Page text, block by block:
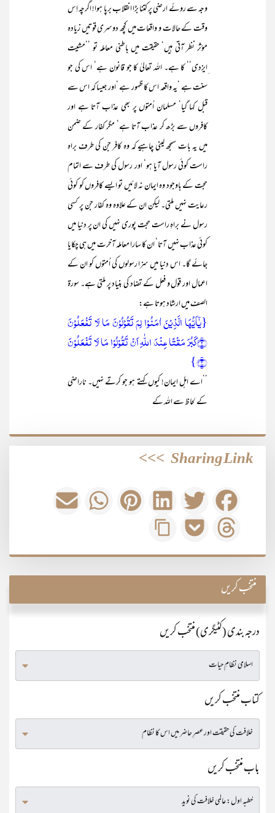
وجہ سے روئے ارضی پر کتنا بڑا انقلاب برپا ہوا! اگرچہ اِس
وقت کے حالات و واقعات میں کچھ دوسری قوتیں زیادہ
مؤثر نظر آتی ہیں‘ حقیقت میں باطنی معاملہ تو ’’مشیت
ِایزدی‘‘ کا ہے۔ اللہ تعالیٰ کا جو قانون ہے‘ اس کی جو
سنت ہے ‘یہ واقعہ اس کا ظہور ہے ‘اور جیسا کہ اس سے
قبل کہا گیا‘ مسلمان اُمتوں پر بھی عذاب آتا ہے اور
کافروں سے بڑھ کر عذاب آتا ہے‘ مگر کفار کے ضمن
میں یہ بات سمجھ لینی چاہیے کہ وہ کافر جن کی طرف براہ
راست کوئی رسول آیا ہو‘ اور رسول کی طرف سے اتمام
حجت کے باوجود وہ ایمان نہ لائیں تو ایسے کافروں کو کوئی
رعایت نہیں ملتی۔ لیکن ان کے علاوہ وہ کفار جن پر کسی
رسول نے براہِ راست حجت پوری نہیں کی ان پر دنیا میں
کوئی عذاب نہیں آتا‘ ان کا سارا معاملہ آخرت میں ہی چکایا
جائے گا۔ اس دنیا میں سزا رسولوں کی اُمتوں کو ان کے
اعمال اور قول و فعل کے تضاد کی بنیاد پر ملتی ہے۔ سورۃ
الصف میں ارشاد ہوتا ہے:
{یٰۤاَیُّہَا الَّذِیۡنَ اٰمَنُوۡا لِمَ تَقُوۡلُوۡنَ مَا لَا تَفۡعَلُوۡنَ
﴿۲﴾کَبُرَ مَقۡتًا عِنۡدَ اللّٰہِ اَنۡ تَقُوۡلُوۡا مَا لَا تَفۡعَلُوۡنَ
﴿۳﴾}
’’اے اہل ایمان! کیوں کہتے ہو جو کرتے نہیں۔ ناراضی
کے لحاظ سے اللہ کے
Sharing Link
>>>
منتخب کریں
درجہ بندی (کٹیگری) منتخب کریں
کتاب منتخب کریں
باب منتخب کریں